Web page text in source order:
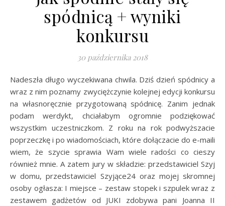
spódnicą + wyniki
konkursu
30 października 2018
Nadeszła długo wyczekiwana chwila. Dziś dzień spódnicy a
wraz z nim poznamy zwyciężczynie kolejnej edycji konkursu
na własnoręcznie przygotowaną spódnicę. Zanim jednak
podam werdykt, chciałabym ogromnie podziękować
wszystkim uczestniczkom. Z roku na rok podwyższacie
poprzeczkę i po wiadomościach, które dołączacie do e-maili
wiem, że szycie sprawia Wam wiele radości co cieszy
również mnie. A zatem jury w składzie: przedstawiciel Szyj
w domu, przedstawiciel Szyjące24 oraz mojej skromnej
osoby ogłasza: I miejsce – zestaw stopek i szpulek wraz z
zestawem gadżetów od JUKI zdobywa pani Joanna II